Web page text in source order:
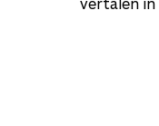
vertalen in